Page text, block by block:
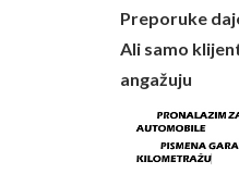
Preporuke
Ali samo
angažuju